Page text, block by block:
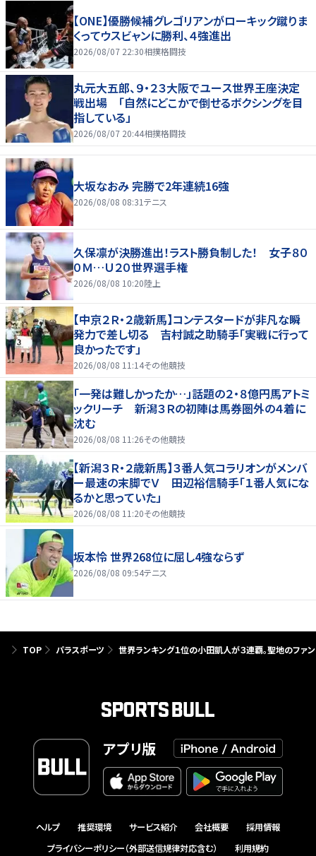
【ONE】優勝候補グレゴリアンがローキック蹴りま
くってウスビャンに勝利、４強進出
2026/08/07 22:30相撲格闘技
丸元大五郎、９・２３大阪でユース世界王座決定
戦出場 「自然にどこかで倒せるボクシングを目
指している」
2026/08/07 20:44相撲格闘技
大坂なおみ 完勝で2年連続16強
2026/08/08 08:31テニス
久保凛が決勝進出！ラスト勝負制した！ 女子８０
０Ｍ…Ｕ２０世界選手権
2026/08/08 10:20陸上
【中京２Ｒ・２歳新馬】コンテスタードが非凡な瞬
発力で差し切る 吉村誠之助騎手「実戦に行って
良かったです」
2026/08/08 11:14その他競技
「一発は難しかったか…」話題の２・８億円馬アトミ
ックリーチ 新潟３Ｒの初陣は馬券圏外の４着に
沈む
2026/08/08 11:26その他競技
【新潟３Ｒ・２歳新馬】３番人気コラリオンがメンバ
ー最速の末脚でＶ 田辺裕信騎手「１番人気にな
るかと思っていた」
2026/08/08 11:20その他競技
坂本怜 世界268位に屈し4強ならず
2026/08/08 09:54テニス
TOP パラスポーツ 世界ランキング１位の小田凱人が３連覇。聖地のファ
アプリ版
ヘルプ 推奨環境 サービス紹介 会社概要
採用情報
プライバシーポリシー（外部送信規律対応含む）
利用規約